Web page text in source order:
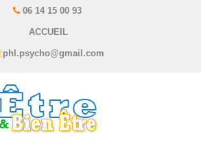
06 14 15 00 93
ACCUEIL
phl.psycho@gmail.com